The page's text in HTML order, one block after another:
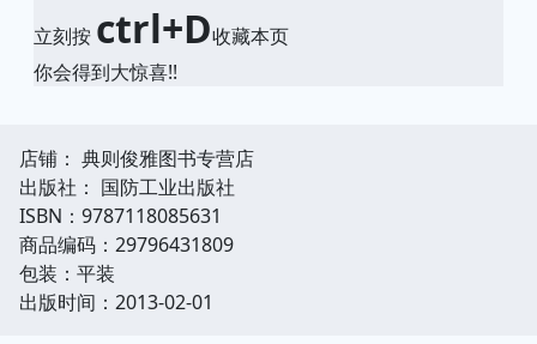
立刻按 ctrl+D收藏本页
你会得到大惊喜!!
店铺： 典则俊雅图书专营店
出版社： 国防工业出版社
ISBN：9787118085631
商品编码：29796431809
包装：平装
出版时间：2013-02-01